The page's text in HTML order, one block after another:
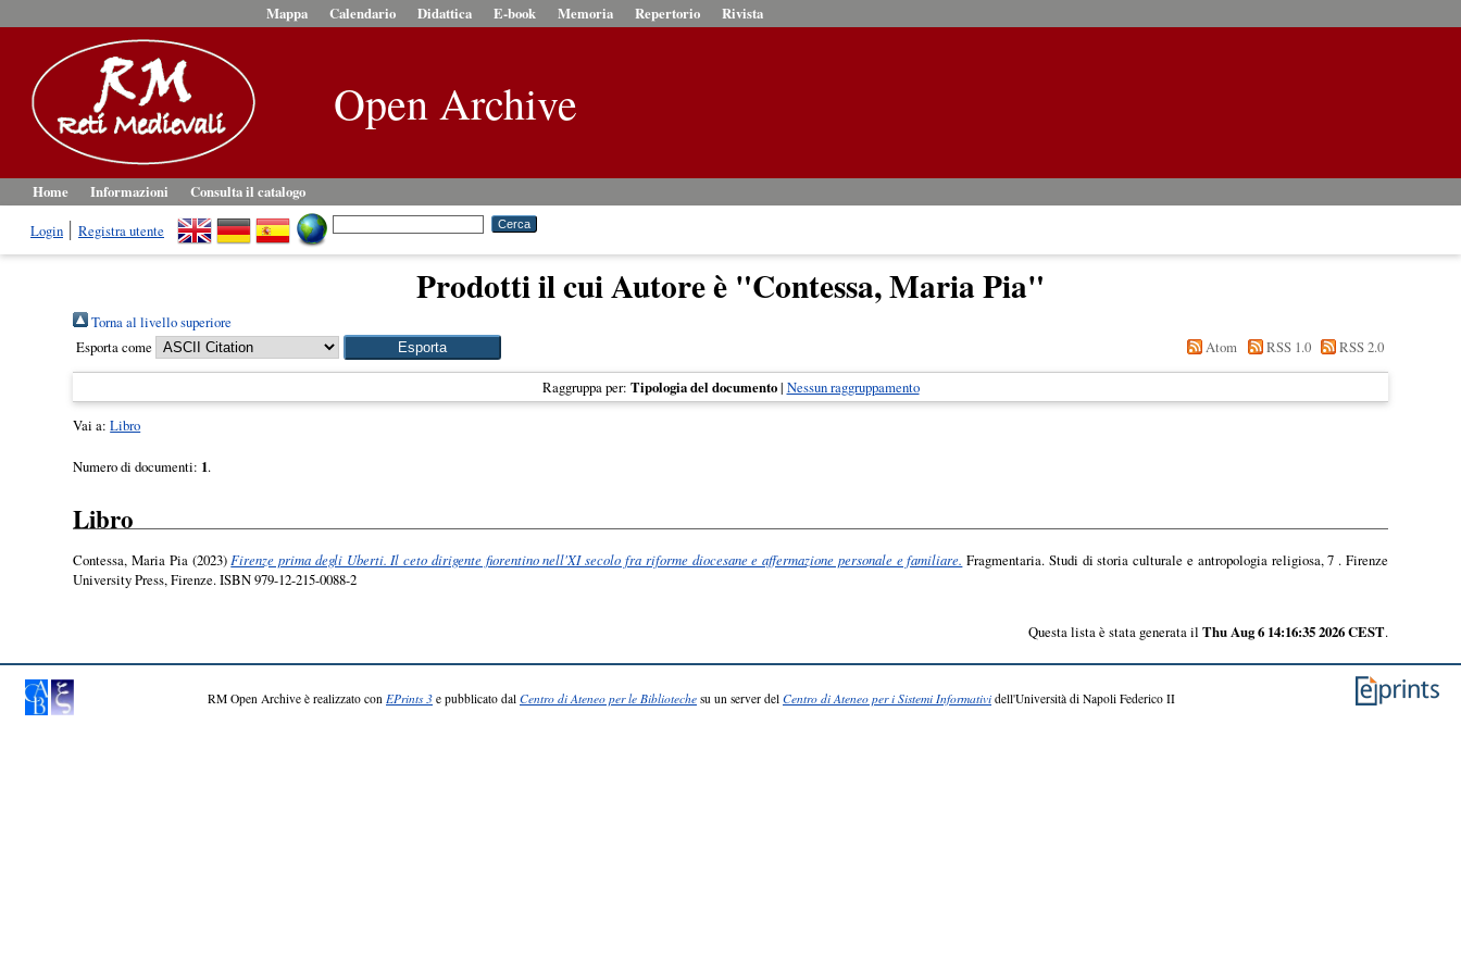
Mappa Calendario Didattica E-book Memoria Repertorio Rivista
Open Archive
Home Informazioni
Consulta il catalogo
Login
Registra utente
Prodotti il cui Autore è "Contessa, Maria Pia"
Torna al livello superiore
Esporta come
Atom RSS 1.0 RSS 2.0
Raggruppa per: Tipologia del documento| Nessun raggruppamento
Vai a:Libro
Numero di documenti: 1.
Libro
Contessa, Maria Pia(2023)Firenze prima degli Uberti. Il ceto dirigente fiorentino nell'XI secolo fra riforme diocesane e affermazione personale e familiare. Fragmentaria. Studi di storia culturale e antropologia religiosa, 7 . Firenze
University Press, Firenze. ISBN 979-12-215-0088-2
Questa lista è stata generata il Thu Aug 6 14:16:35 2026 CEST.
RM Open Archive è realizzato con EPrints 3 e pubblicato dal Centro di Ateneo per le Biblioteche su un server del Centro di Ateneo per i Sistemi Informativi dell'Università di Napoli Federico II